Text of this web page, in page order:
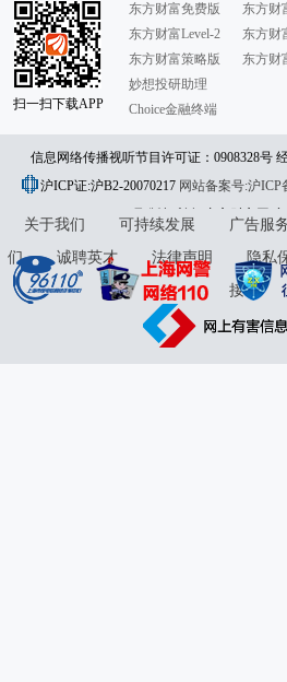
扫一扫下载APP
东方财富免费版
东方财富Level-2
东方财富策略版
妙想投研助理
Choice金融终端
东方财
东方财
东方财
信息网络传播视听节目许可证：0908328号
913101046312860336 违法和不良信息举
沪ICP证:沪B2-20070217 网站备案号:沪ICP
31010402000120号版权所有:东方财富网意
关于我们 可持续发展 广告服
们
诚聘英才 法律声明 隐私
接